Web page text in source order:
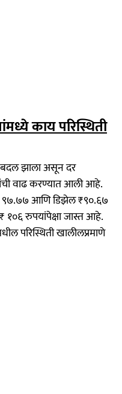
काय परिस्थिती
झाला असून दर
वाढ करण्यात आली आहे.
₹ ९७.७७ आणि डिझेल ₹९०.६७
१०६ रुपयांपेक्षा जास्त आहे.
परिस्थिती खालीलप्रमाणे